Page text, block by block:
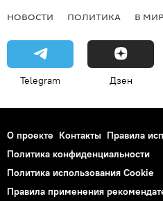
НОВОСТИ ПОЛИТИКА В
Telegram Дзен
О проекте Контакты Правила
Политика конфиденциальности
Политика использования Cookie
Правила применения